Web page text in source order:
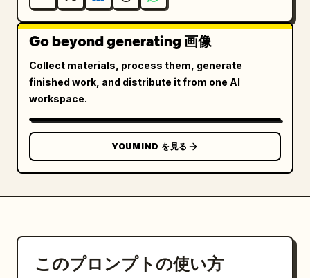
力数値が表示された暗い水平のネームプレートを使用す
る。以下の名前と数値を使用すること: 「Lunaire
100」、「Ragnar 89」、「Akira 78」、「Zorvath
34」、「Kaldrin 21」。紫の魔道士のオーブ、青いクリ
ーチャー、ダークレッドのポートレート、緑のオーク、ピ
ンク髪のキャラクター、シアンのクリーチャー、オレンジ
髪のキャラクター、青い仮面のキャラクターなど、多彩で
カラフルなファンタジー風のポートレートを使用する。
下部のショップとコントロール: 下部に幅の広いショッ
る: コインコスト「4」と青いダブルアップ矢印アイコン
の「Acheter XP」、およびコインコスト「2」と円形の
更新矢印の「Actualiser」。中央には、ポートレートア
Go beyond generating 画像
Collect materials, process them, generate
finished work, and distribute it from one AI
workspace.
YOUMIND を見る
このプロンプトの使い方